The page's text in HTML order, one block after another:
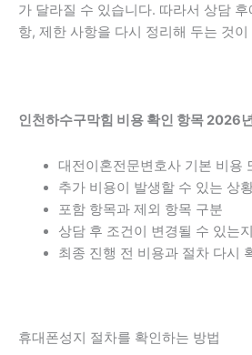
가 달라질 수 있습니다. 따라서 상담
항, 제한 사항을 다시 정리해 두는 것이
인천하수구막힘 비용 확인 항목 2026
대전이혼전문변호사 기본 비용
추가 비용이 발생할 수 있는 상
포함 항목과 제외 항목 구분
상담 후 조건이 변경될 수 있는
최종 진행 전 비용과 절차 다시
휴대폰성지 절차를 확인하는 방법